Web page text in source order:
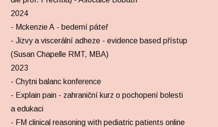
2024
- Mckenzie A - bederní páteř
- Jizvy a viscerální adheze - evidence based přístup
(Susan Chapelle RMT, MBA)
2023
- Chytni balanc konference
- Explain pain - zahraniční kurz o pochopení bolesti
a edukaci
- FM clinical reasoning with pediatric patients online